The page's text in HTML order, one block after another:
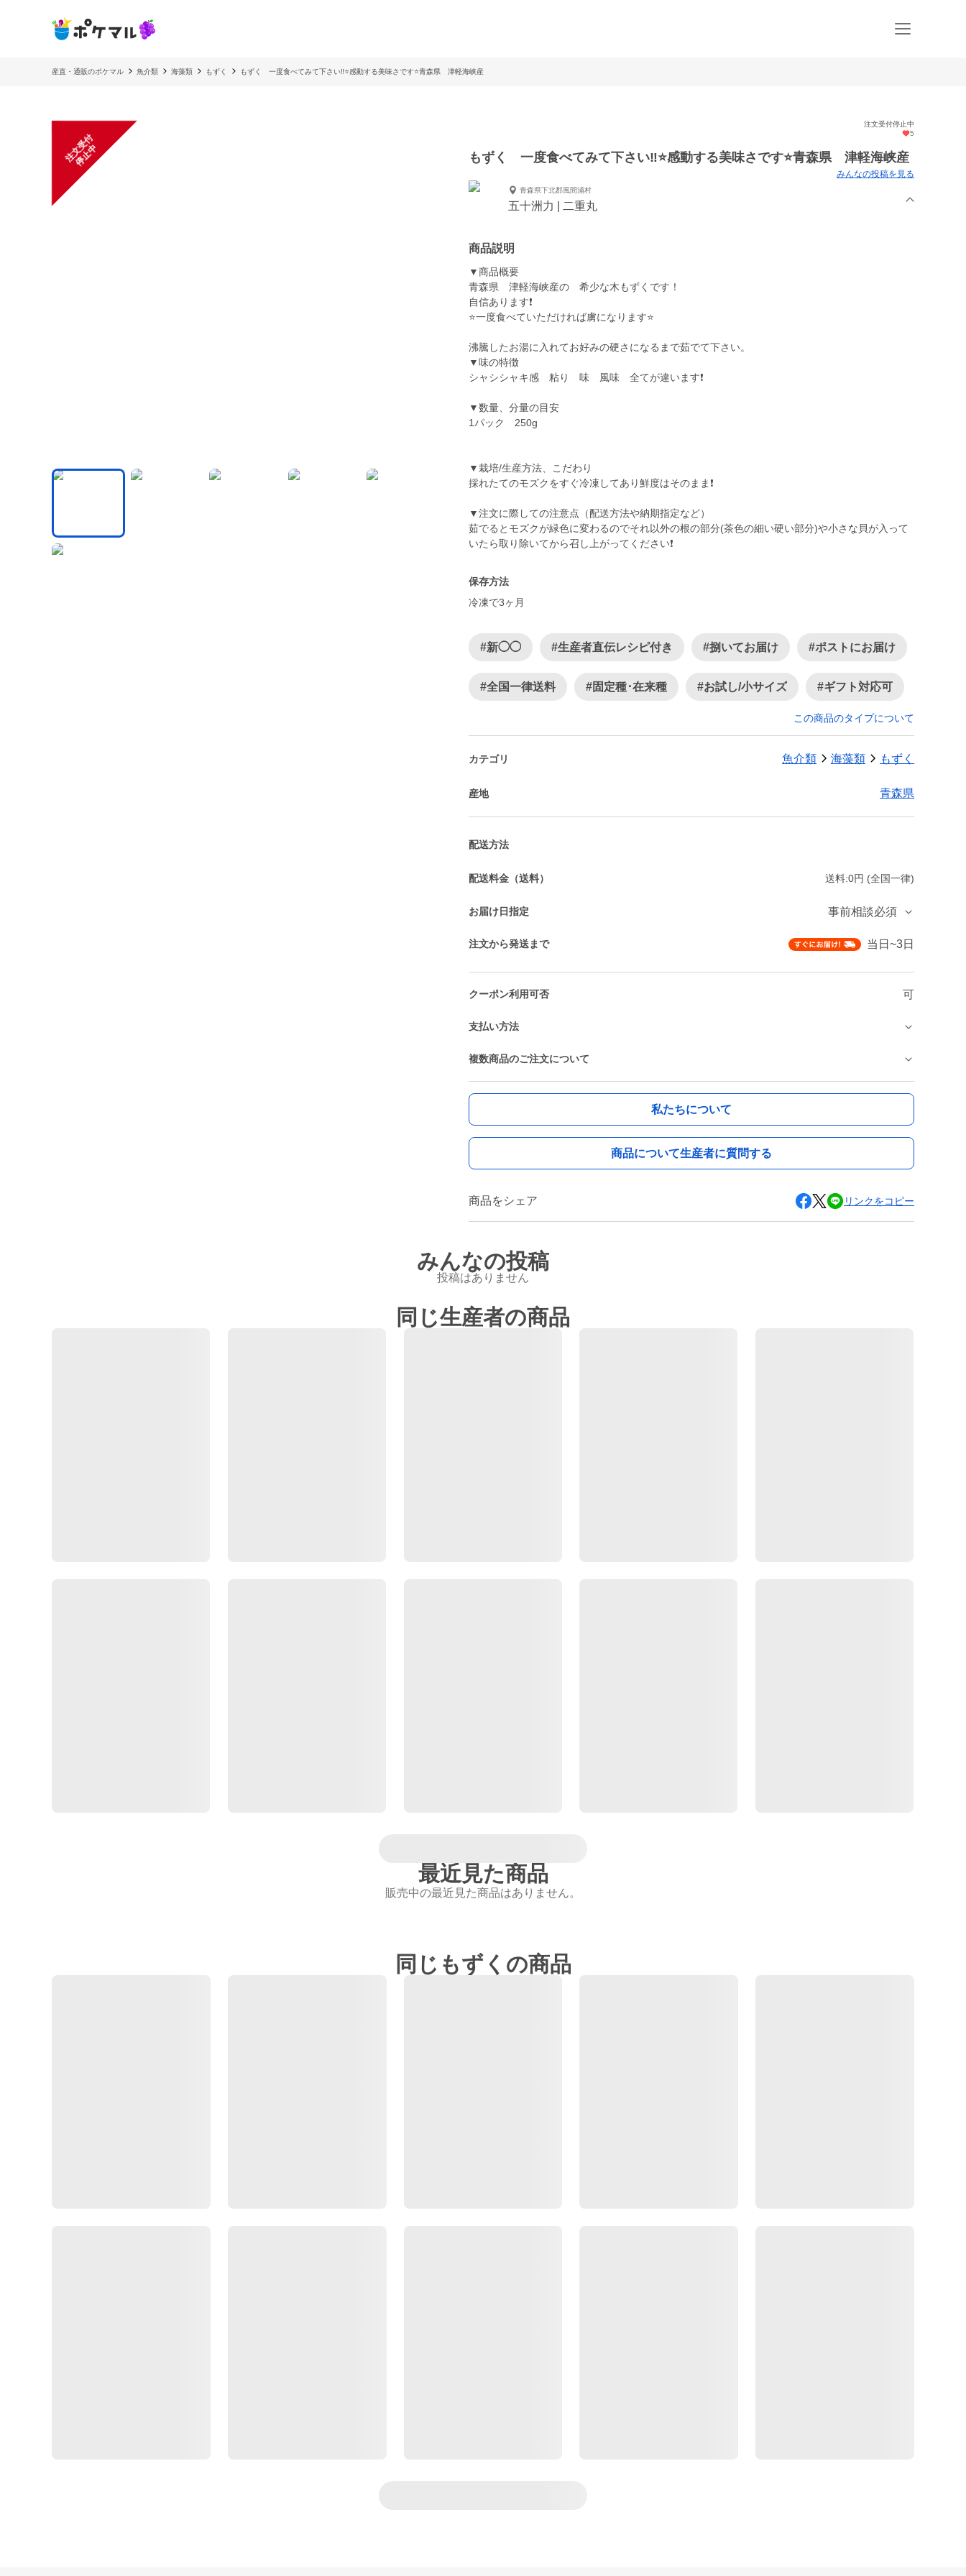
産直・通販のポケマル 魚介類 海藻類 もずく もずく 一度食べてみて下さい‼️⭐️感動する美味さです⭐️青森県 津軽海峡産
注
文
受
付
停
止
中
注文受付停止中
5
もずく 一度食べてみて下さい‼️⭐️感動する美味さです⭐️青森県 津軽海峡産
みんなの投稿を見る
青森県下北郡風間浦村
五十洲力 | 二重丸
商品説明
▼商品概要
青森県 津軽海峡産の 希少な木もずくです！
自信あります❗️
⭐️一度食べていただければ虜になります⭐️
沸騰したお湯に入れてお好みの硬さになるまで茹でて下さい。
▼味の特徴
シャシシャキ感 粘り 味 風味 全てが違います❗️
▼数量、分量の目安
1パック 250g
▼栽培/生産方法、こだわり
採れたてのモズクをすぐ冷凍してあり鮮度はそのまま❗️
▼注文に際しての注意点（配送方法や納期指定など）
茹でるとモズクが緑色に変わるのでそれ以外の根の部分(茶色の細い硬い部分)や小さな貝が入って
保存方法
冷凍で3ヶ月
#新◯◯ #生産者直伝レシピ付き #捌いてお届け #ポストにお届け
#全国一律送料 #固定種･在来種 #お試し/小サイズ #ギフト対応可
この商品のタイプについて
カテゴリ 魚介類 海藻類 もずく
産地 青森県
配送方法
配送料金（送料） 送料:0円 (全国一律)
お届け日指定 事前相談必須
注文から発送まで 当日~3日
クーポン利用可否 可
支払い方法
複数商品のご注文について
私たちについて
商品について生産者に質問する
商品をシェア リンクをコピー
みんなの投稿
投稿はありません
同じ生産者の商品
最近見た商品
販売中の最近見た商品はありません。
同じもずくの商品